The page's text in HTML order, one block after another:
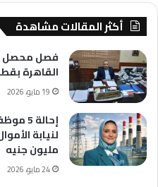
أكثر المقالات مشاهدة
فصل محصل
القاهرة
19 مايو، 2026
مليون جنيه
24 مايو، 2026